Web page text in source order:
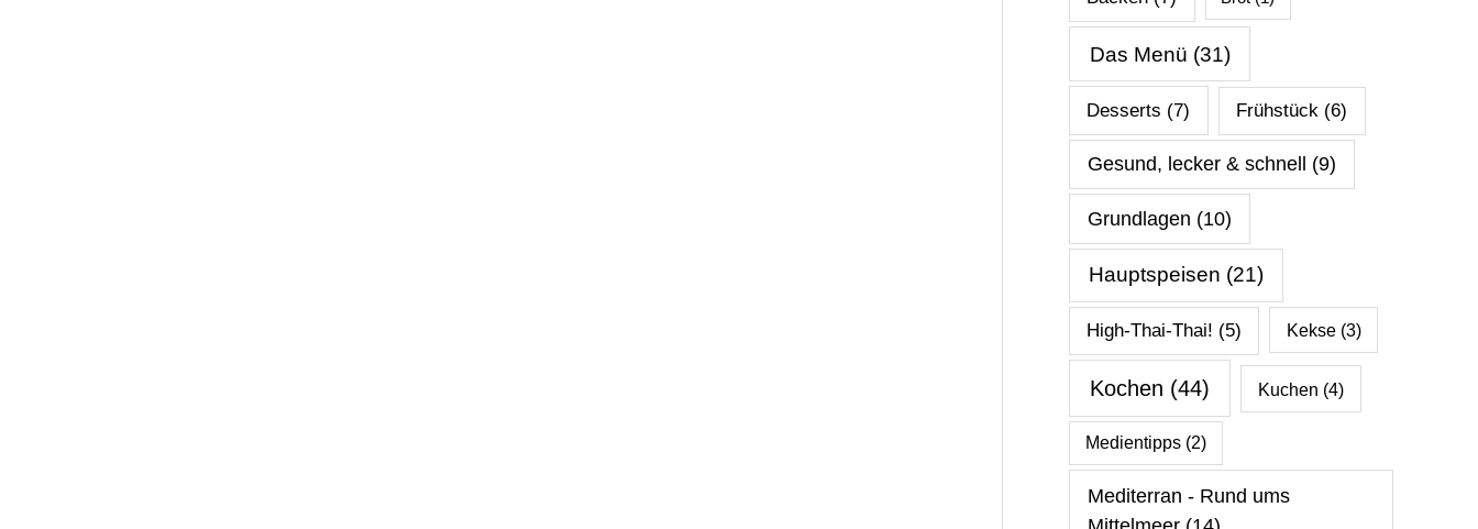
Das Menü (31)
Desserts (7) Frühstück (6)
Gesund, lecker & schnell (9)
Grundlagen (10)
Hauptspeisen (21)
High-Thai-Thai! (5) Kekse(3)
Kochen (44) Kuchen (4)
Medientipps (2)
Mediterran - Rund ums